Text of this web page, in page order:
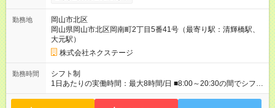
※スキル・能力等を考慮の上決定します。 ＼★ご希望の働き方
ーバル型（全国転勤あり） 月収32万円～64万4，000円 ※グロ
ーバル手当4万1，000円／月を含みます。 ■中域型（エリア内勤
務：県を跨ぐ転勤あり・転居は応相談） 月収29万円～60万7，
000円 ■地域限定型（転居を伴う転勤なし：通勤可能な範囲の
み） 月収270万～58万3，000円 【 昇給・賞与 】 ■昇給：年1
回 ■賞与：通常賞与/年4回＋チーム賞与/年2回（☆あなたの活躍
に合わせて支給！※規定あり） 【試用期間】試用期間あり 試用
勤務地
岡山市北区
岡山県岡山市北区岡南町2丁目5番41号（最寄り駅：清輝橋駅、
大元駅）
株式会社ネクステージ
勤務時間
シフト制
1日あたりの実働時間：最大8時間/日 ■8:00～20:30の間でシフト
制（実働8h／休憩60分） ※9:30～18:30（メイン時間帯）を軸